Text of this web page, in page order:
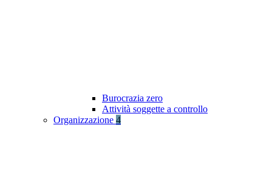
Burocrazia zero
Attività soggette a controllo
Organizzazione 4